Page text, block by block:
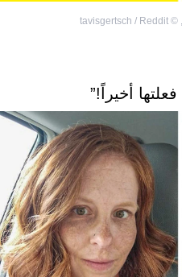
©
tavisgertsch / Reddit